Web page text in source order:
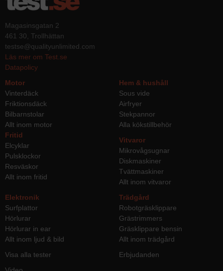
Magasinsgatan 2
461 30, Trollhättan
testse@qualityunlimited.com
Läs mer om Test.se
Datapolicy
Motor
Vinterdäck
Friktionsdäck
Bilbarnstolar
Allt inom motor
Hem & hushåll
Sous vide
Airfryer
Stekpannor
Alla kökstillbehör
Fritid
Elcyklar
Pulsklockor
Resväskor
Allt inom fritid
Vitvaror
Mikrovågsugnar
Diskmaskiner
Tvättmaskiner
Allt inom vitvaror
Elektronik
Surfplattor
Hörlurar
Hörlurar in ear
Allt inom ljud & bild
Trädgård
Robotgräsklippare
Grästrimmers
Gräsklippare bensin
Allt inom trädgård
Visa alla tester
Erbjudanden